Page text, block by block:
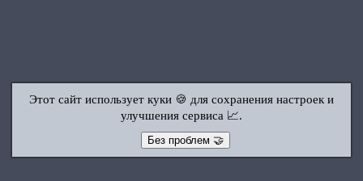
Этот сайт использует куки 🍪 для сохранения настроек и
улучшения сервиса 📈.
Без проблем 🤝